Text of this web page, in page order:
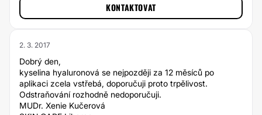
KONTAKTOVAT
2. 3. 2017
Dobrý den,
kyselina hyaluronová se nejpozději za 12 měsíců po
aplikaci zcela vstřebá, doporučuji proto trpělivost.
Odstraňování rozhodně nedoporučuji.
MUDr. Xenie Kučerová